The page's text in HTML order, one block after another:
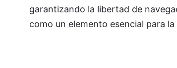
garantizando la libertad de
como un elemento esencial para